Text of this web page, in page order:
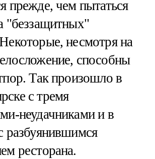
прежде, чем пытаться
"беззащитных"
несмотря на
способны
Так произошло в
с тремя
неудачниками и в
разбуянившимся
ресторана.